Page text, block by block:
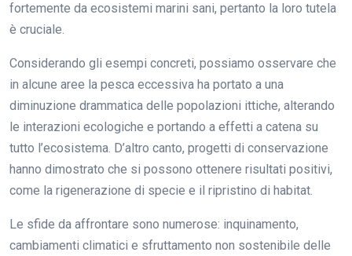
fortemente da ecosistemi marini sani, pertanto la loro tutela
è cruciale.
Considerando gli esempi concreti, possiamo osservare che
in alcune aree la pesca eccessiva ha portato a una
diminuzione drammatica delle popolazioni ittiche, alterando
le interazioni ecologiche e portando a effetti a catena su
tutto l’ecosistema. D’altro canto, progetti di conservazione
hanno dimostrato che si possono ottenere risultati positivi,
come la rigenerazione di specie e il ripristino di habitat.
Le sfide da affrontare sono numerose: inquinamento,
cambiamenti climatici e sfruttamento non sostenibile delle